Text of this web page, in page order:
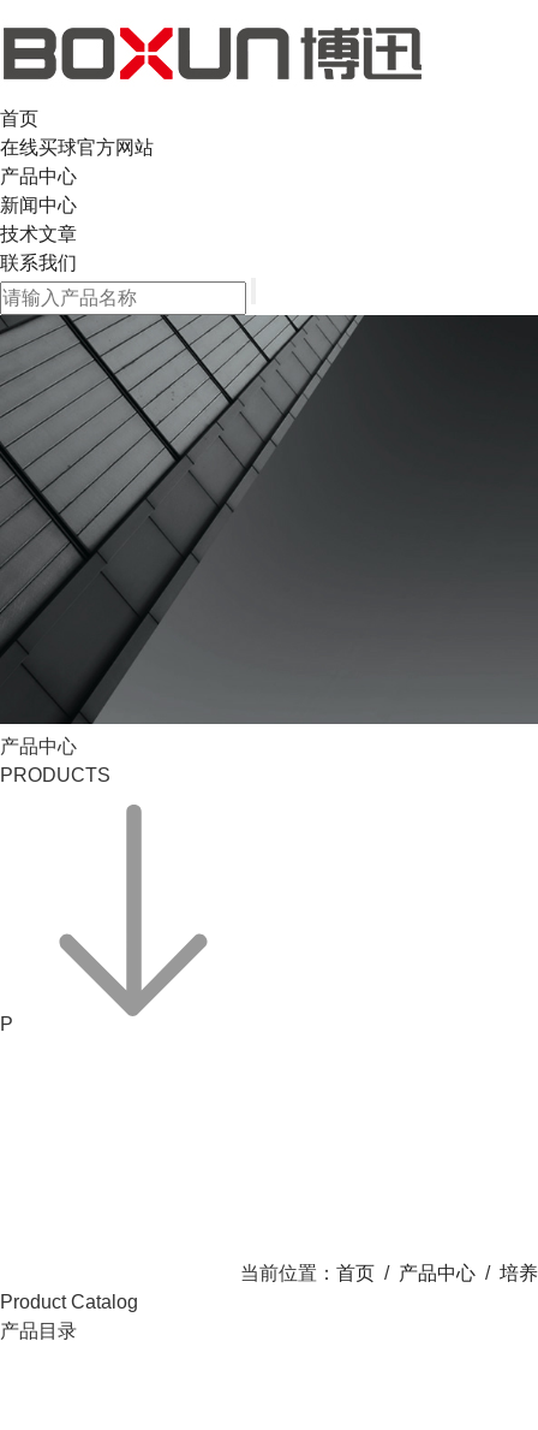
首页
在线买球官方网站
产品中心
新闻中心
技术文章
联系我们
产品中心
PRODUCTS
P
当前位置： 首页 / 产品中心 / 培
Product Catalog
产品目录